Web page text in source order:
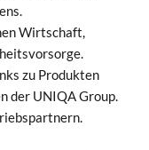
Wirtschaft,
zu Produkten
der UNIQA Group.